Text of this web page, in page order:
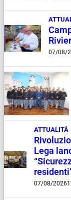
07/08/
ATTUALITÀ
Lega
07/08/2026